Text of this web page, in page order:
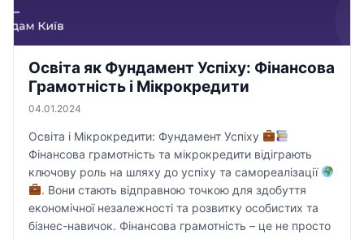
Освіта як Фундамент Успіху: Фінансова
Грамотність і Мікрокредити
04.01.2024
Освіта і Мікрокредити: Фундамент Успіху
Фінансова грамотність та мікрокредити відіграють
ключову роль на шляху до успіху та самореалізації
. Вони стають відправною точкою для здобуття
економічної незалежності та розвитку особистих та
бізнес-навичок. Фінансова грамотність – це не просто